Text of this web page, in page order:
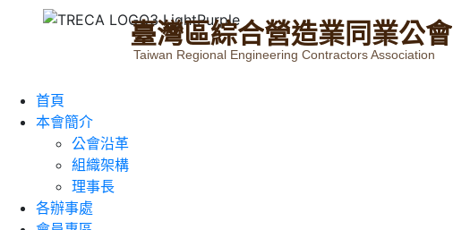
臺灣區綜合營造業同業公會
Taiwan Regional Engineering Contractors Association
首頁
本會簡介
公會沿革
組織架構
理事長
各辦事處